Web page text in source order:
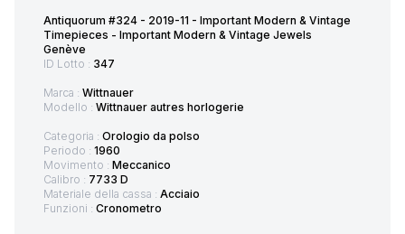
Antiquorum #324 - 2019-11 - Important Modern & Vintage
Timepieces - Important Modern & Vintage Jewels
Genève
ID Lotto : 347
Marca : Wittnauer
Modello : Wittnauer autres horlogerie
Categoria : Orologio da polso
Periodo : 1960
Movimento : Meccanico
Calibro : 7733 D
Materiale della cassa : Acciaio
Funzioni : Cronometro